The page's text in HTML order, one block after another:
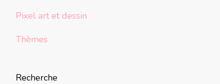
Pixel art et dessin
Thèmes
Recherche